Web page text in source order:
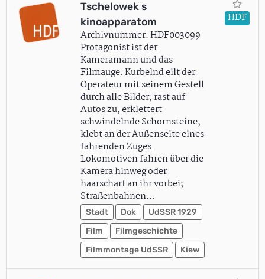
Tschelowek s
kinoapparatom
Archivnummer: HDF003099
Protagonist ist der
Kameramann und das
Filmauge. Kurbelnd eilt der
Operateur mit seinem Gestell
durch alle Bilder, rast auf
Autos zu, erklettert
schwindelnde Schornsteine,
klebt an der Außenseite eines
fahrenden Zuges.
Lokomotiven fahren über die
Kamera hinweg oder
haarscharf an ihr vorbei;
Straßenbahnen…
Stadt Dok
UdSSR 1929
Film
Filmgeschichte
Filmmontage UdSSR
Kiew
HDF